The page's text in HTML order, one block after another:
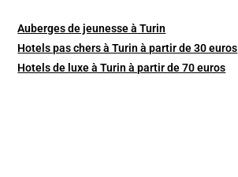
Auberges de jeunesse à Turin
Hotels pas chers à Turin à partir de 30 euros
Hotels de luxe à Turin à partir de 70 euros